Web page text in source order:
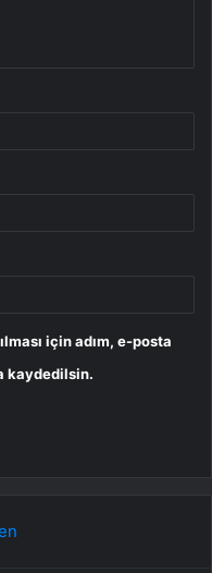
için adım, e-posta
kaydedilsin.